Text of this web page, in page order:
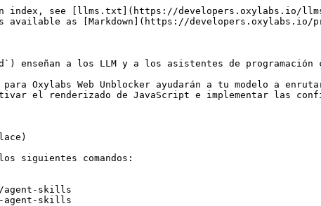
index, see [llms.txt](https://developers.oxylabs.io/
available as [Markdown](https://developers.oxylabs.io/
enseñan a los LLM y a los asistentes de
Oxylabs Web Unblocker ayudarán a tu modelo a
el renderizado de JavaScript e implementar las
siguientes comandos:
agent-skills
agent-skills